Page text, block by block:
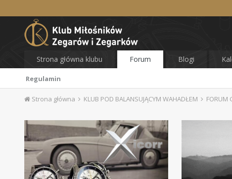
Strona główna klubu Forum
Regulamin
Blogi
Strona główna KLUB POD BALANSUJĄCYM WAHADŁEM FORUM